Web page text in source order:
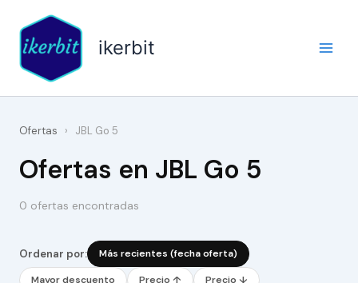
contenido
ikerbit
Ofertas › JBL Go 5
Ofertas en JBL Go 5
0 ofertas encontradas
Ordenar por: Más recientes (fecha oferta)
Mayor descuento Precio ↑ Precio ↓